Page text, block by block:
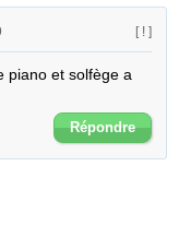
[ ! ]
piano et solfège a
Répondre